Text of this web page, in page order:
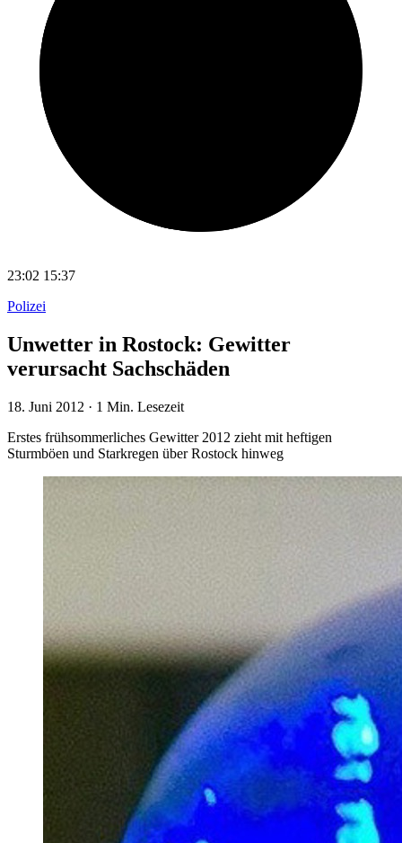
23:02 15:37
Polizei
Unwetter in Rostock: Gewitter
verursacht Sachschäden
18. Juni 2012 · 1 Min. Lesezeit
Erstes frühsommerliches Gewitter 2012 zieht mit heftigen
Sturmböen und Starkregen über Rostock hinweg